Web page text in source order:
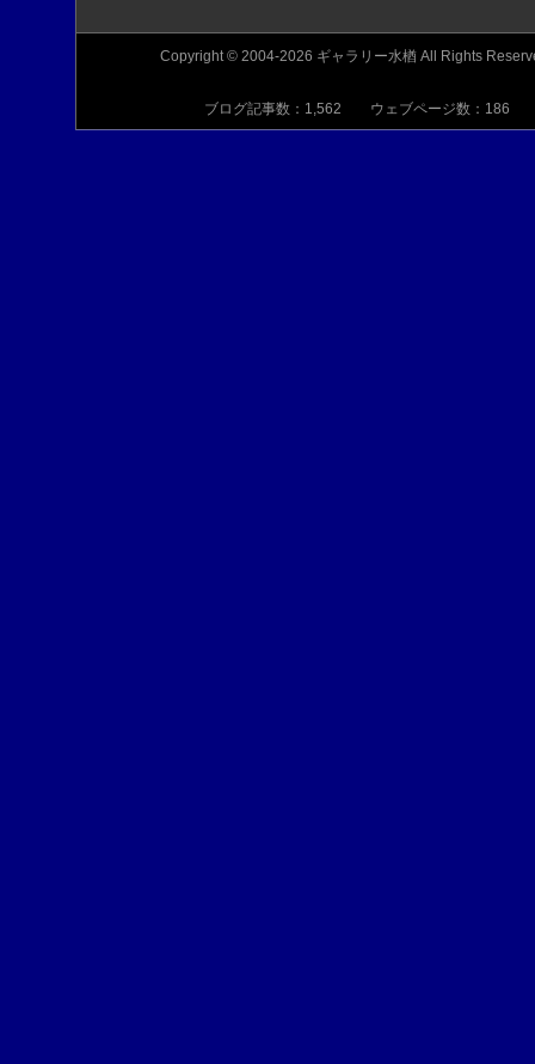
Copyright © 2004-2026 ギャラリー水楢 All Rights
ブログ記事数：1,562 ウェブページ数：186